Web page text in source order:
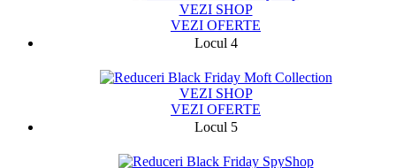
VEZI SHOP
VEZI OFERTE
Locul 4
VEZI SHOP
VEZI OFERTE
Locul 5